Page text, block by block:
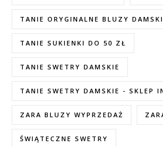
TANIE ORYGINALNE BLUZY
TANIE SUKIENKI DO 50 ZŁ
TANIE SWETRY DAMSKIE
TANIE SWETRY DAMSKIE - SKLEP
ZARA BLUZY WYPRZEDAŻ
ŚWIĄTECZNE SWETRY